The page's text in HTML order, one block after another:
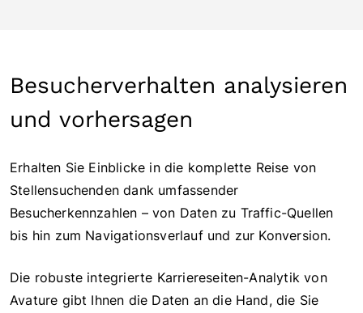
Besucherverhalten analysieren
und vorhersagen
Erhalten Sie Einblicke in die komplette Reise von
Stellensuchenden dank umfassender
Besucherkennzahlen – von Daten zu Traffic-Quellen
bis hin zum Navigationsverlauf und zur Konversion.
Die robuste integrierte Karriereseiten-Analytik von
Avature gibt Ihnen die Daten an die Hand, die Sie